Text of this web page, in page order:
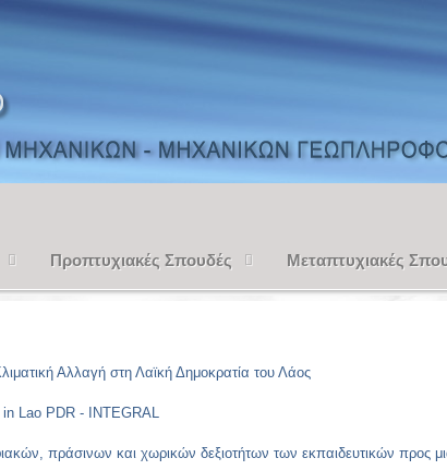
Προπτυχιακές Σπουδές Μεταπτυχιακές
Αλλαγή στη Λαϊκή Δημοκρατία του Λάος
Lao PDR - INTEGRAL
πράσινων και χωρικών δεξιοτήτων των εκπαιδευτικών προς